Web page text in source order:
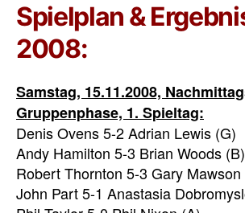
Spielplan &
2008:
Samstag, 15.11.2008,
Gruppenphase, 1. Spieltag:
Denis Ovens 5-2 Adrian Lewis (G)
Andy Hamilton 5-3 Brian Woods (B)
Robert Thornton 5-3 Gary Mawson
John Part 5-1 Anastasia